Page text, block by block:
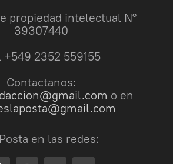
propiedad intelectual N°
39307440
+549 2352 559155
Contactanos:
o en
en las redes: